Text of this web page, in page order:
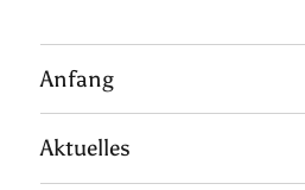
Anfang
Aktuelles